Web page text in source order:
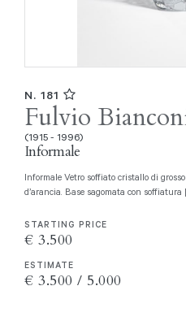
N. 181
Fulvio
(1915 - 1996)
Informale
Informale Vetro soffiato cristallo di grosso spessore con superficie a buccia
d’arancia. Base sagomata con soffiatura
STARTING PRICE
€ 3.500
ESTIMATE
€ 3.500 / 5.000